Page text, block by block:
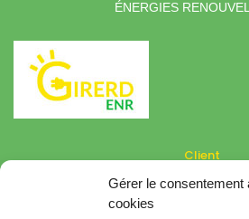
Gérer le consentement
cookies
ÉNERGIES
Client
Besoin d'aide